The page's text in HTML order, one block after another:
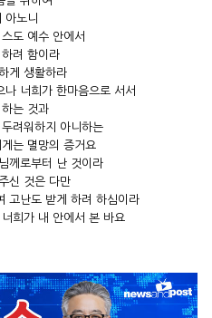
아노니
도 예수 안에서
려 함이라
게 생활하라
너희가 한마음으로 서서
는 것과
려워하지 아니하는
는 멸망의 증거요
께로부터 난 것이라
신 것은 다만
고난도 받게 하려 하심이라
희가 내 안에서 본 바요